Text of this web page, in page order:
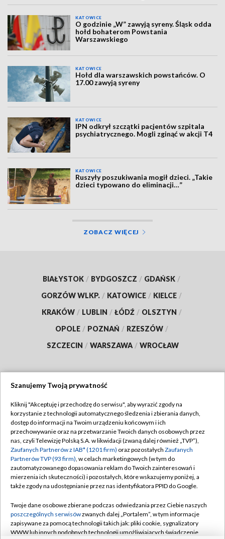
KATOWICE
O godzinie „W” zawyją syreny. Śląsk odda
hołd bohaterom Powstania
Warszawskiego
KATOWICE
Hołd dla warszawskich powstańców. O
17.00 zawyją syreny
KATOWICE
IPN odkrył szczątki pacjentów szpitala
psychiatrycznego. Mogli zginąć w akcji T4
KATOWICE
Ruszyły poszukiwania mogił dzieci. „Takie
dzieci typowano do eliminacji…”
ZOBACZ WIĘCEJ
BIAŁYSTOK / BYDGOSZCZ / GDAŃSK /
GORZÓW WLKP. / KATOWICE / KIELCE /
KRAKÓW / LUBLIN / ŁÓDŹ / OLSZTYN /
OPOLE / POZNAŃ / RZESZÓW /
SZCZECIN / WARSZAWA / WROCŁAW
TVP
Abonament TVP
Emisja w TVP
Centrum informacji TVP
Naziemna Telewizja Cyfrowa
Rada Programowa
System NOS
Regulamin TVP
Polityka prywatności
Moje zgody
Pomoc
Kontakt
Szanujemy Twoją prywatność
Kliknij "Akceptuję i przechodzę do serwisu", aby wyrazić zgody na
korzystanie z technologii automatycznego śledzenia i zbierania danych,
dostęp do informacji na Twoim urządzeniu końcowym i ich
przechowywanie oraz na przetwarzanie Twoich danych osobowych przez
nas, czyli Telewizję Polską S.A. w likwidacji (zwaną dalej również „TVP”),
Zaufanych Partnerów z IAB* (1201 firm) oraz pozostałych Zaufanych
Partnerów TVP (93 firm), w celach marketingowych (w tym do
zautomatyzowanego dopasowania reklam do Twoich zainteresowań i
mierzenia ich skuteczności) i pozostałych, które wskazujemy poniżej, a
także zgody na udostępnianie przez nas identyfikatora PPID do Google.
Twoje dane osobowe zbierane podczas odwiedzania przez Ciebie naszych
poszczególnych serwisówzwanych dalej „Portalem”, w tym informacje
zapisywane za pomocą technologii takich jak: pliki cookie, sygnalizatory
WWW lub innych podobnych technologii umożliwiających świadczenie